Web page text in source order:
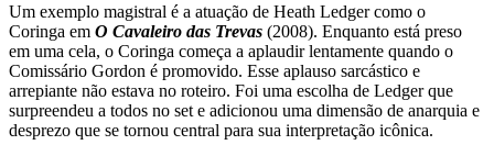
Um exemplo magistral é a atuação de Heath Ledger como o
Coringa em O Cavaleiro das Trevas (2008). Enquanto está preso
em uma cela, o Coringa começa a aplaudir lentamente quando o
Comissário Gordon é promovido. Esse aplauso sarcástico e
arrepiante não estava no roteiro. Foi uma escolha de Ledger que
surpreendeu a todos no set e adicionou uma dimensão de anarquia e
desprezo que se tornou central para sua interpretação icônica.